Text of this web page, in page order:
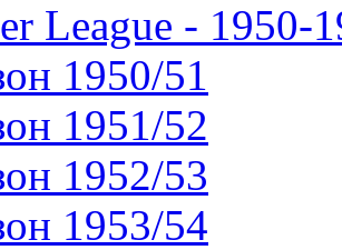
League - 1950-
1950/51
1951/52
1952/53
1953/54